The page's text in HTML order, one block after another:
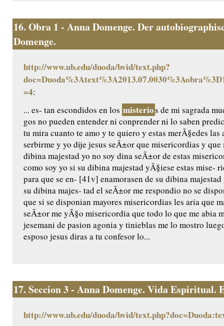
16. Obra 1 - Anna Domenge. Der
Domenge.
http://www.ub.edu/duoda/bvid/text.php?
=4:
... es- tan escondidos en los misterios de mi sagrada
gos no pueden entender ni conprender ni lo saben
tu mira cuanto te amo y te quiero y estas merÃ§edes las
serbirme y yo dije jesus seÃ±or que misericordias y que
dibina majestad yo no soy dina seÃ±or de estas
como soy yo si su dibina majestad yÃ§iese estas mise-
para que se en- [41v] enamorasen de su dibina
su dibina majes- tad el seÃ±or me respondio no se
que si se disponian mayores misericordias les aria que
seÃ±or me yÃ§o misericordia que todo lo que me abia
jesemani de pasion agonia y tinieblas me lo mostro
esposo jesus diras a tu confesor lo...
17. Seccion 3 - Anna Domenge. Vida Espiritual.
http://www.ub.edu/duoda/bvid/